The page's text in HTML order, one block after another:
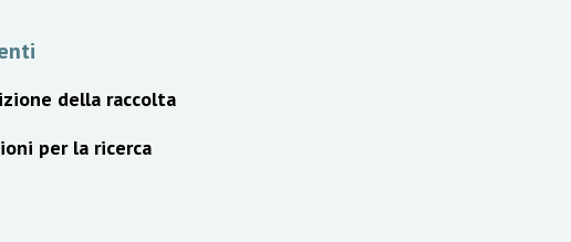
della raccolta
per la ricerca